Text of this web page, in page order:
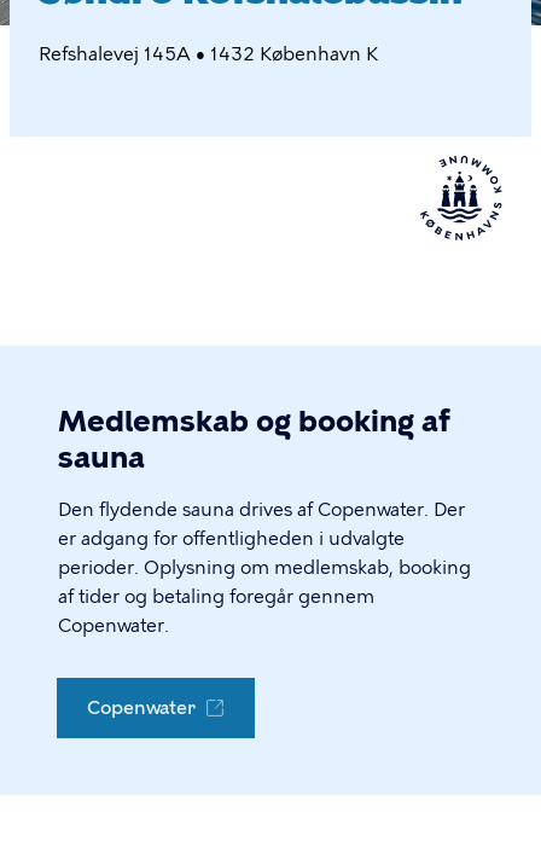
Refshalevej 145A • 1432 København K
Medlemskab og booking af
sauna
Den flydende sauna drives af Copenwater. Der
er adgang for offentligheden i udvalgte
perioder. Oplysning om medlemskab, booking
af tider og betaling foregår gennem
Copenwater.
Copenwater